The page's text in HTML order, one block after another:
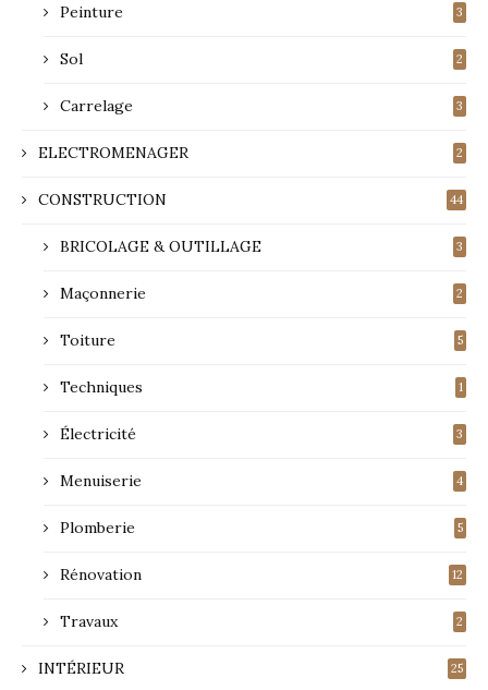
Peinture 3
Sol 2
Carrelage 3
ELECTROMENAGER 2
CONSTRUCTION 44
BRICOLAGE & OUTILLAGE 3
Maçonnerie 2
Toiture 5
Techniques 1
Électricité 3
Menuiserie 4
Plomberie 5
Rénovation 12
Travaux 2
INTÉRIEUR 25